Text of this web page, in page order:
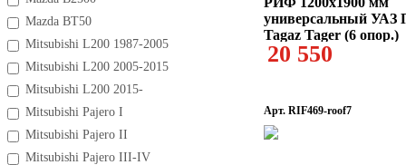
Mazda BT50
Mitsubishi L200 1987-2005
Mitsubishi L200 2005-2015
Mitsubishi L200 2015-
Mitsubishi Pajero I
Mitsubishi Pajero II
Mitsubishi Pajero III-IV
универсальный УАЗ
Tagaz Tager (6 опор.)
20 550
Арт. RIF469-roof7